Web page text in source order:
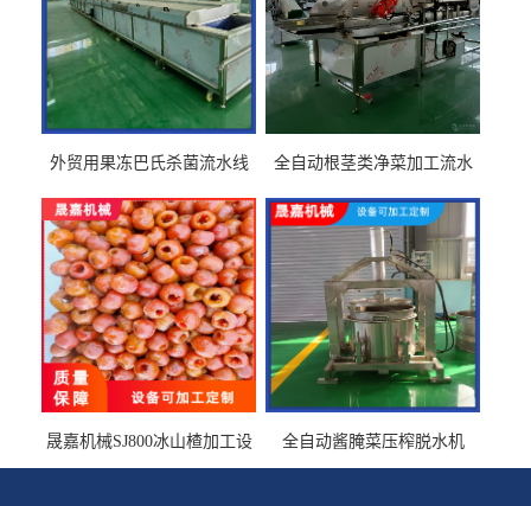
外贸用果冻巴氏杀菌流水线
全自动根茎类净菜加工流水
晟嘉机械SJ800冰山楂加工设
备 山楂浸糖机设备
全自动酱腌菜压榨脱水机